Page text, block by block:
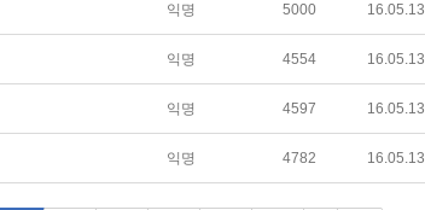
익명 5000 16.05.13
익명 4554 16.05.13
익명 4597 16.05.13
익명 4782 16.05.13